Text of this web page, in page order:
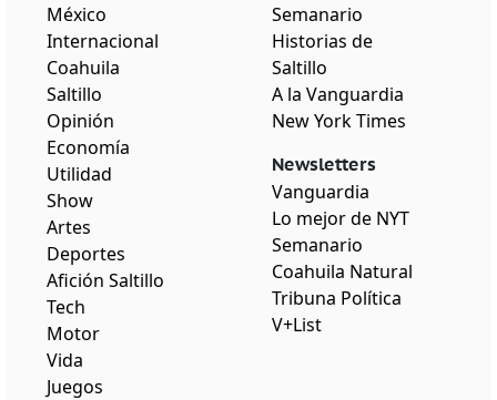
México
Internacional
Coahuila
Saltillo
Opinión
Economía
Utilidad
Show
Artes
Deportes
Afición Saltillo
Tech
Motor
Vida
Juegos
Semanario
Historias de
Saltillo
A la Vanguardia
New York Times
Newsletters
Vanguardia
Lo mejor de NYT
Semanario
Coahuila Natural
Tribuna Política
V+List